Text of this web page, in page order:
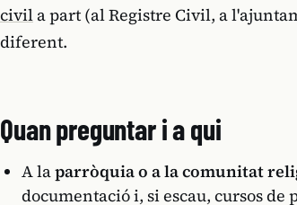
civila part (al Registre Civil, a
diferent.
Quan preguntar i a qui
A laparròquia o a la comunitat
documentació i, si escau, cursos de